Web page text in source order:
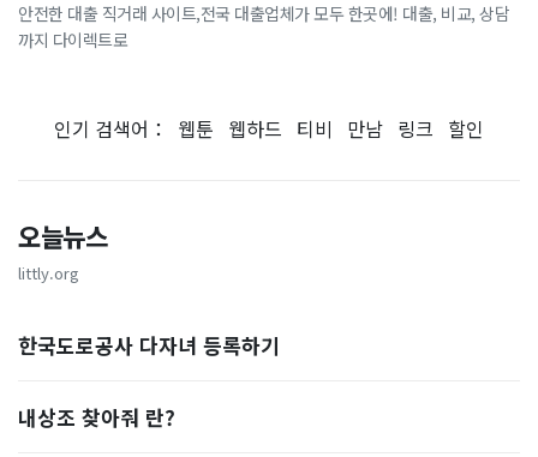
안전한 대출 직거래 사이트,전국 대출업체가 모두 한곳에! 대출, 비교, 상담
까지 다이렉트로
인기 검색어： 웹툰 웹하드 티비 만남 링크 할인
오늘뉴스
littly.org
한국도로공사 다자녀 등록하기
내상조 찾아줘 란?